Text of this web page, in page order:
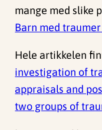
mange med slike
Barn med
Hele artikkelen
investigation of
appraisals and
two groups of